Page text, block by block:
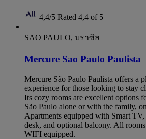
4,4/5 Rated 4,4 of 5
SAO PAULO, บราซิล
Mercure Sao Paulo Paulista
Mercure São Paulo Paulista offers a
experience for those looking to stay
Its cozy rooms are excellent options
São Paulo alone or with the family,
Apartments equipped with Smart
desk, and optional balcony. All
WIFI equipped.